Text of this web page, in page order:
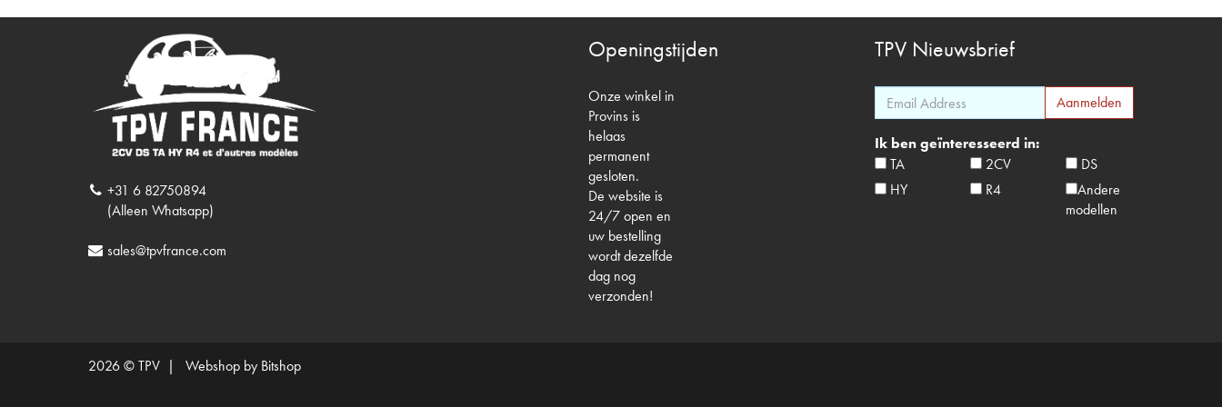
+31 6 82750894
(Alleen Whatsapp)
sales@tpvfrance.com
Openingstijden
Onze winkel in
Provins is
helaas
permanent
gesloten.
De website is
24/7 open en
uw bestelling
wordt dezelfde
dag nog
verzonden!
TPV Nieuwsbrief
Ik ben geïnteresseerd in:
TA
2CV
DS
HY
R4
Andere
modellen
2026 © TPV | Webshop by Bitshop